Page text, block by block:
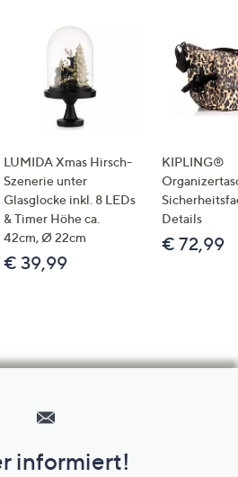
LUMIDA Xmas Hirsch-
Szenerie unter
Glasglocke inkl. 8 LEDs
& Timer Höhe ca.
42cm, Ø 22cm
€ 39,99
KIPLING®
Details
€ 72,99
informiert!